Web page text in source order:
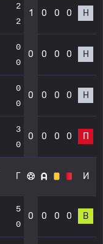
2
2
1 0 0 0 Н
0
0
0 0 0 0 Н
0
0
0 0 0 0 Н
3
0
0 0 0 0 П
Г И
5
0
0 0 0 0 В